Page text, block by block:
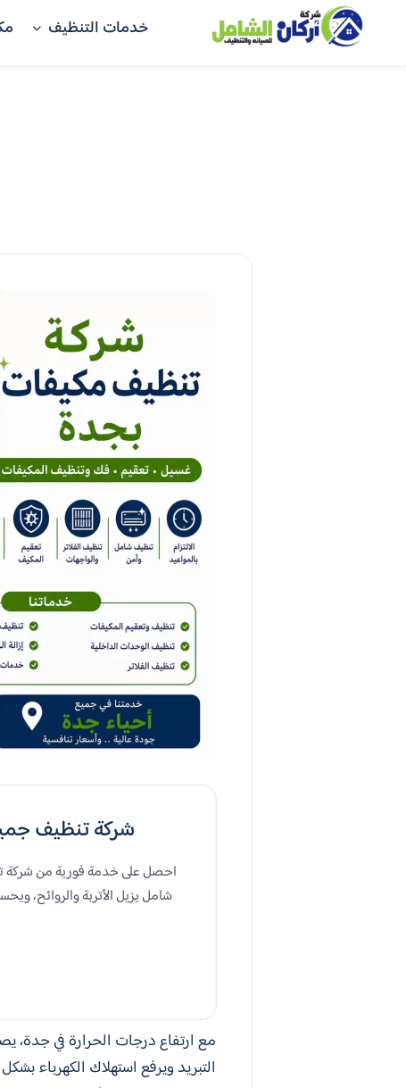
خدمات التنظيف
شركة تنظيف جميع انواع
احصل على خدمة فورية من شركة
شامل يزيل الأتربة والروائح،
مع ارتفاع درجات الحرارة في جدة،
التبريد ويرفع استهلاك الكهرباء